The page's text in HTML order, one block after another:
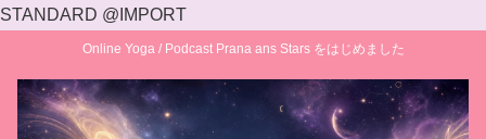
STANDARD @IMPORT
Online Yoga / Podcast Prana ans Stars をはじめました